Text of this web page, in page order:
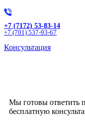
+7 (7172) 53-83-14
+7 (701) 537-93-67
Консультация
Мы готовы ответить
бесплатную